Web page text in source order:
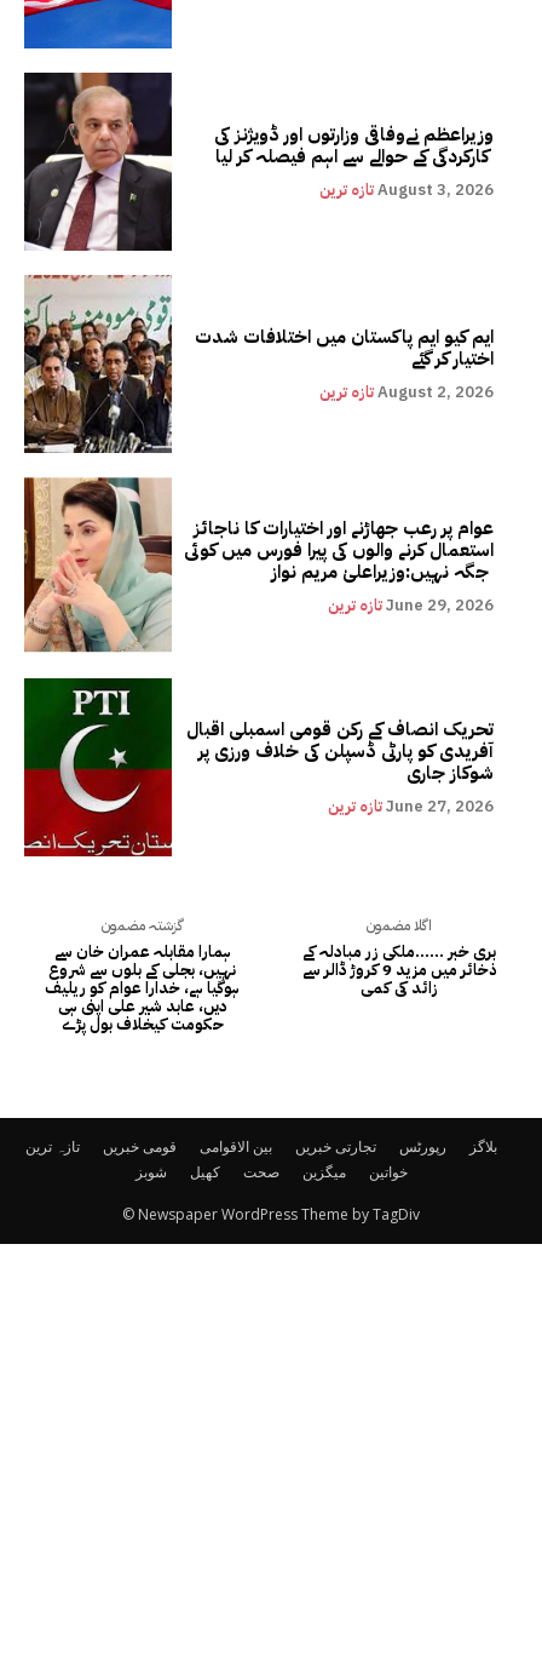
وزیراعظم نےوفاقی وزارتوں اور ڈویژنز کی
کارکردگی کے حوالے سے اہم فیصلہ کر لیا
تازہ ترینAugust 3, 2026
ایم کیو ایم پاکستان میں اختلافات شدت
اختیار کر گئے
تازہ ترینAugust 2, 2026
عوام پر رعب جھاڑنے اور اختیارات کا ناجائز
استعمال کرنے والوں کی پیرا فورس میں کوئی
تازہ ترینJune 29, 2026
تحریک انصاف کے رکن قومی اسمبلی اقبال
آفریدی کو پارٹی ڈسپلن کی خلاف ورزی پر
شوکاز جاری
تازہ ترینJune 27, 2026
گزشتہ مضمون
ہمارا مقابلہ عمران خان سے
نہیں، بجلی کے بلوں سے شروع
ہوگیا ہے، خدارا عوام کو ریلیف
دیں، عابد شیر علی اپنی ہی
حکومت کیخلاف بول پڑے
اگلا مضمون
بری خبر ……ملکی زر مبادلہ کے
ذخائر میں مزید 9 کروڑ ڈالر سے
زائد کی کمی
تازہ ترین قومی خبریں بین الاقوامی تجارتی خبریں رپورٹس
بلاگز
شوبز
کھیل صحت میگزین خواتین
© Newspaper WordPress Theme by TagDiv